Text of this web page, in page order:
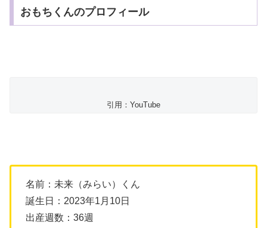
おもちくんのプロフィール
引用：YouTube
名前：未来（みらい）くん
誕生日：2023年1月10日
出産週数：36週